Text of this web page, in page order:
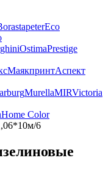
Eco
OstimaPrestige
МаякпринтАспект
MurellaMIRVictoria
Home Color
6